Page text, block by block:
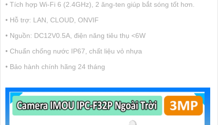
• Tích hợp Wi-Fi 6 (2.4GHz), 2 ăng-ten giúp bắt sóng tốt hơn.
• Hỗ trợ: LAN, CLOUD, ONVIF
• Nguồn: DC12V0.5A, điện năng tiêu thụ <6W
• Chuẩn chống nước IP67, chất liệu vỏ nhựa
• Bảo hành chính hãng 24 tháng